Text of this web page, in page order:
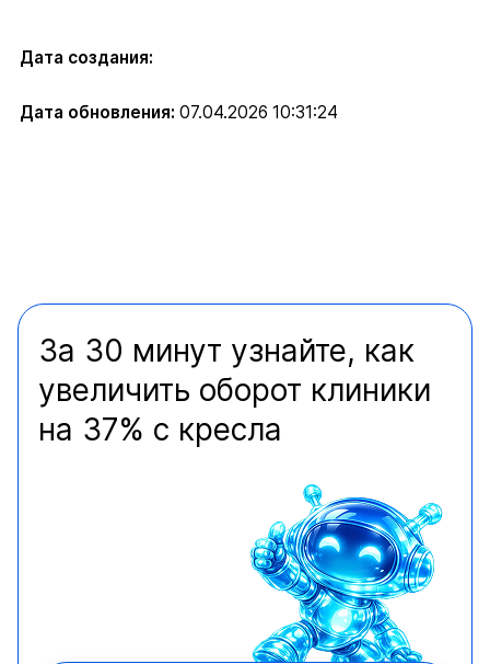
Дата создания:
Дата обновления: 07.04.2026 10:31:24
За 30 минут узнайте, как
увеличить оборот клиники
на 37% с кресла